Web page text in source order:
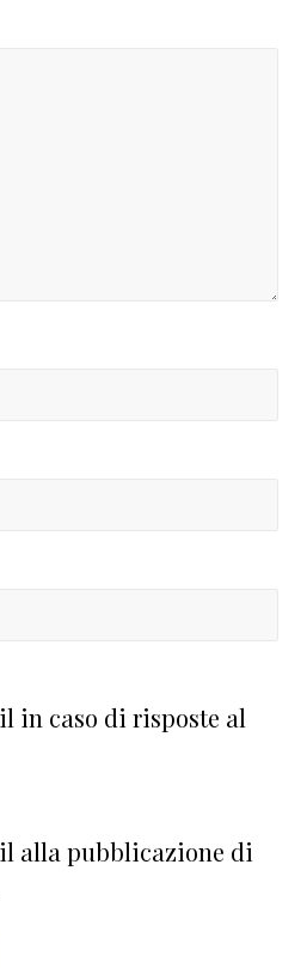
in caso di risposte al
alla pubblicazione di